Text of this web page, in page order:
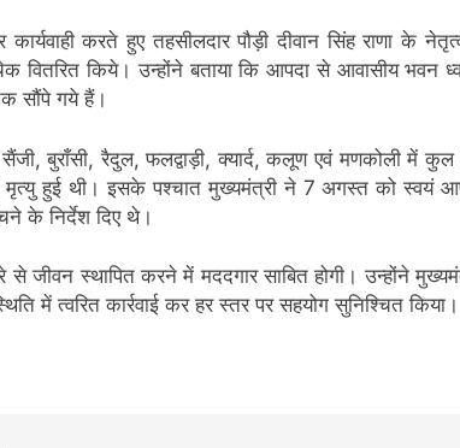
कार्यवाही करते हुए तहसीलदार पौड़ी दीवान सिंह राणा के
वितरित किये। उन्होंने बताया कि आपदा से आवासीय भवन
सौंपे गये हैं।
बुराँसी, रैदुल, फलद्वाड़ी, क्यार्द, कलूण एवं मणकोली में
मृत्यु हुई थी। इसके पश्चात मुख्यमंत्री ने 7 अगस्त को स्वयं
के निर्देश दिए थे।
से जीवन स्थापित करने में मददगार साबित होगी। उन्होंने
में त्वरित कार्रवाई कर हर स्तर पर सहयोग सुनिश्चित किया।